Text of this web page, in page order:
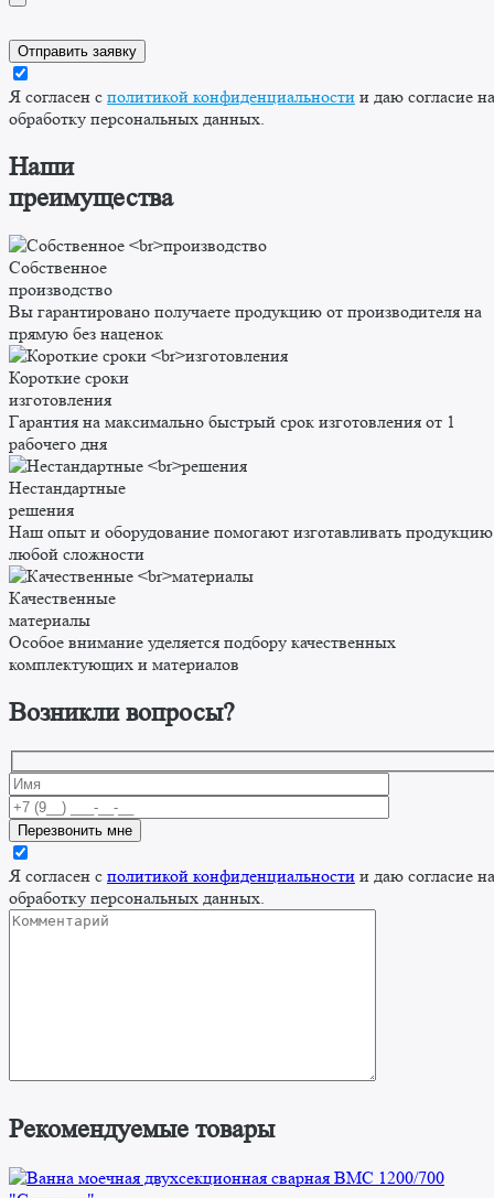
Я согласен с политикой конфиденциальности и даю согласие на
обработку персональных данных.
Наши
преимущества
Собственное
производство
Вы гарантировано получаете продукцию от производителя на
прямую без наценок
Короткие сроки
изготовления
Гарантия на максимально быстрый срок изготовления от 1
рабочего дня
Нестандартные
решения
Наш опыт и оборудование помогают изготавливать продукцию
любой сложности
Качественные
материалы
Особое внимание уделяется подбору качественных
комплектующих и материалов
Возникли вопросы?
Я согласен с политикой конфиденциальности и даю согласие на
обработку персональных данных.
Рекомендуемые товары